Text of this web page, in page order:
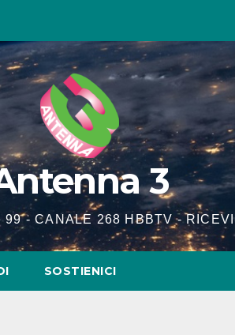
3
- CANALE 268 HBBTV -
SOSTIENICI